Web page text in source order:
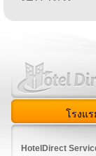
โรงแร
HotelDirect